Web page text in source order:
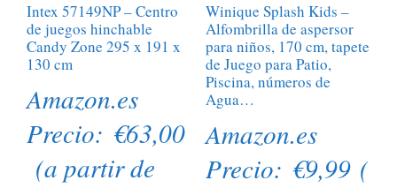
Intex 57149NP – Centro
de juegos hinchable
Candy Zone 295 x 191 x
130 cm
Amazon.es
Precio: €63,00
(a partir de
Winique Splash Kids –
Alfombrilla de aspersor
para niños, 170 cm, tapete
de Juego para Patio,
Piscina, números de
Agua…
Amazon.es
Precio: €9,99(